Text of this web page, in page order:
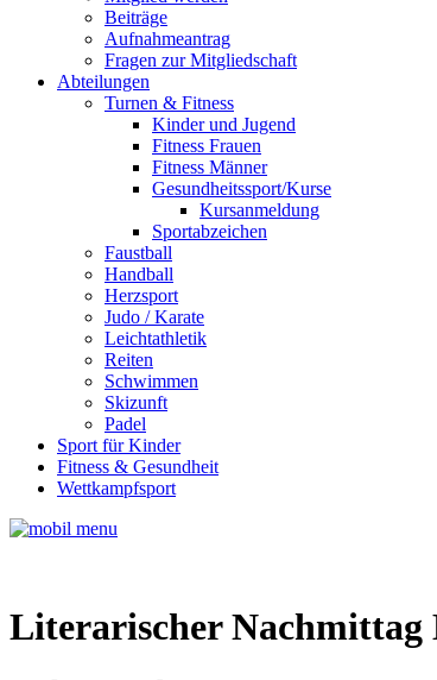
Beiträge
Aufnahmeantrag
Fragen zur Mitgliedschaft
Abteilungen
Turnen & Fitness
Kinder und Jugend
Fitness Frauen
Fitness Männer
Gesundheitssport/Kurse
Kursanmeldung
Sportabzeichen
Faustball
Handball
Herzsport
Judo / Karate
Leichtathletik
Reiten
Schwimmen
Skizunft
Padel
Sport für Kinder
Fitness & Gesundheit
Wettkampfsport
Literarischer Nachmittag